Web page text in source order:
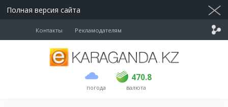
Полная версия сайта
Контакты Рекламодателям
погода
470.8
покупка продажа
USD 468.5 470.8
EUR валюта